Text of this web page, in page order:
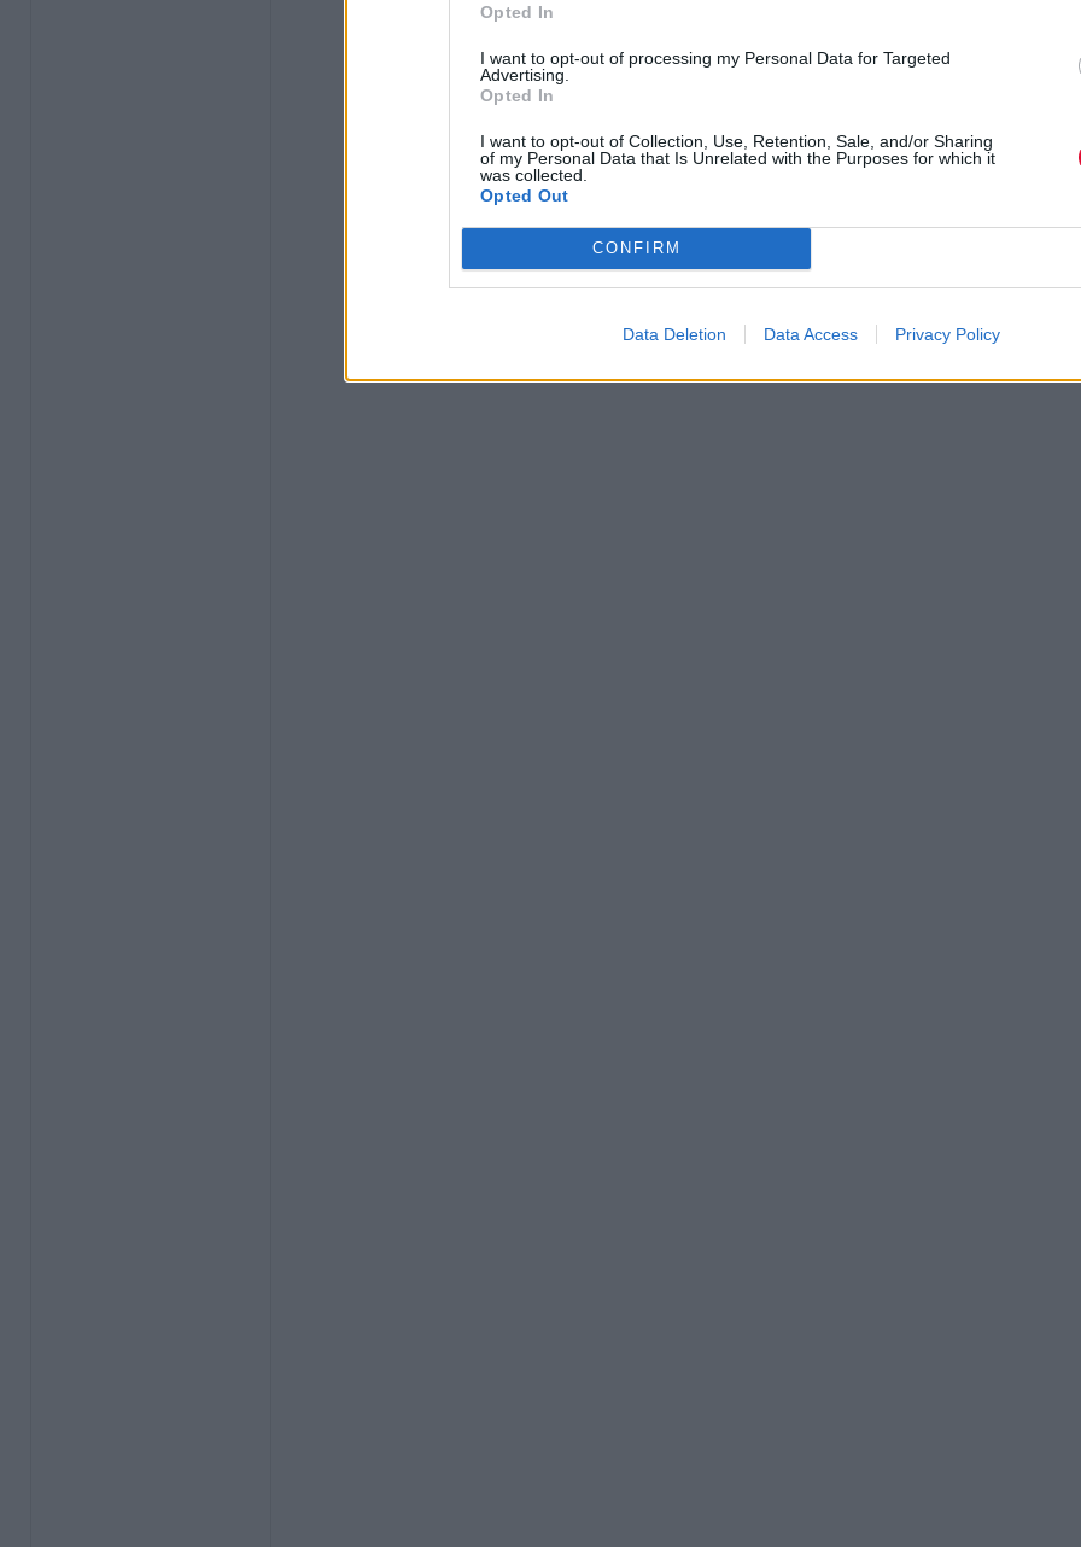
Opted In
I want to opt-out of processing my Personal Data for Targeted
Advertising.
Opted In
I want to opt-out of Collection, Use, Retention, Sale, and/or Sharing
of my Personal Data that Is Unrelated with the Purposes for which it
was collected.
Opted Out
CONFIRM
Data Deletion Data Access Privacy Policy